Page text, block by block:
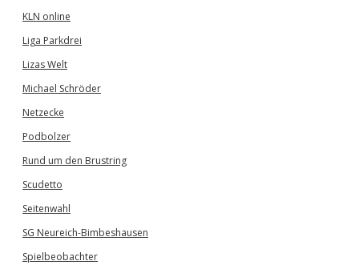
KLN online
Liga Parkdrei
Lizas Welt
Michael Schröder
Netzecke
Podbolzer
Rund um den Brustring
Scudetto
Seitenwahl
SG Neureich-Bimbeshausen
Spielbeobachter